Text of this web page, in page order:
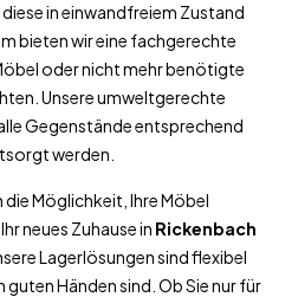
in einwandfreiem Zustand
bieten wir eine fachgerechte
oder nicht mehr benötigte
Unsere umweltgerechte
Gegenstände entsprechend
werden.
die Möglichkeit, Ihre Möbel
neues Zuhause in Rickenbach
Lagerlösungen sind flexibel
guten Händen sind. Ob Sie nur für